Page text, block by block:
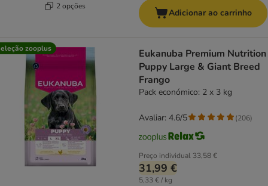
2 opções
Adicionar ao carrinho
zooplus
Eukanuba Premium Nutrition
Puppy Large & Giant Breed
Frango
Pack económico: 2 x 3 kg
Preço individual 33,58 €
31,99 €
5,33 € / kg
Avaliar: 4.6/5 (206)